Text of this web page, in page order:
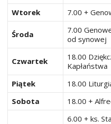
Wtorek
7.00 +
Środa
7.00
od synowej
Czwartek
18.00
Kapłaństwa
Piątek
18.00
Sobota
18.00 +
6.00 + ks.